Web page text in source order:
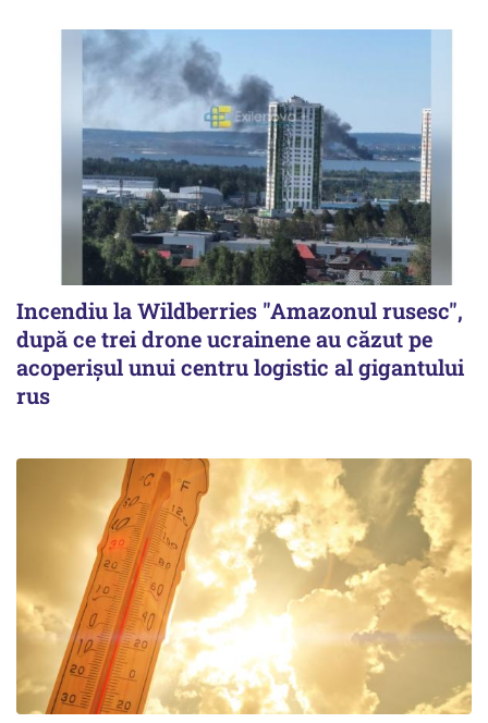
Incendiu la Wildberries "Amazonul rusesc",
după ce trei drone ucrainene au căzut pe
acoperişul unui centru logistic al gigantului
rus